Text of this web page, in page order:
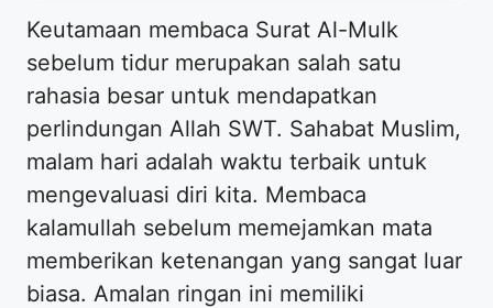
Keutamaan membaca Surat Al-Mulk
sebelum tidur merupakan salah satu
rahasia besar untuk mendapatkan
perlindungan Allah SWT. Sahabat Muslim,
malam hari adalah waktu terbaik untuk
mengevaluasi diri kita. Membaca
kalamullah sebelum memejamkan mata
memberikan ketenangan yang sangat luar
biasa. Amalan ringan ini memiliki